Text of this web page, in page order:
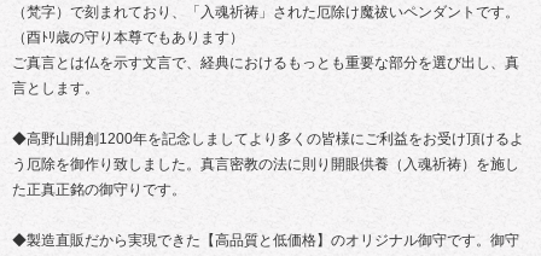
（梵字）で刻まれており、「入魂祈祷」された厄除け魔祓いペンダントです。
（酉ﾄﾘ歳の守り本尊でもあります）
ご真言とは仏を示す文言で、経典におけるもっとも重要な部分を選び出し、真
言とします。
◆高野山開創1200年を記念しましてより多くの皆様にご利益をお受け頂けるよ
う厄除を御作り致しました。真言密教の法に則り開眼供養（入魂祈祷）を施し
た正真正銘の御守りです。
◆製造直販だから実現できた【高品質と低価格】のオリジナル御守です。御守